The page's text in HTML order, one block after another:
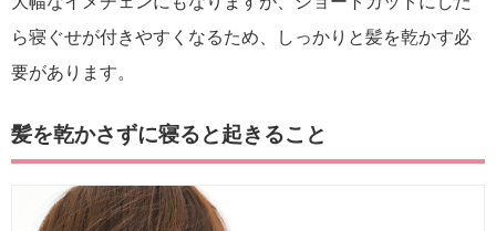
ら寝ぐせが付きやすくなるため、しっかりと髪を乾かす必
要があります。
髪を乾かさずに寝ると起きること